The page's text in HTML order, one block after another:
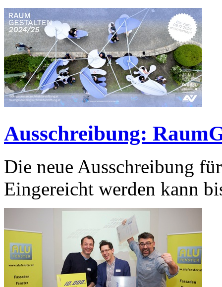
Ausschreibung:
Die neue Ausschreibung
Eingereicht werden kann